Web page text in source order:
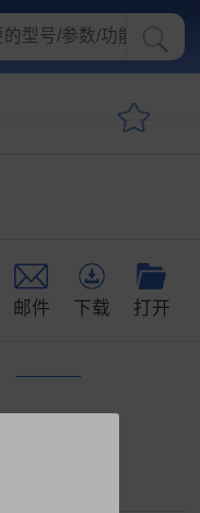
邮件 下载 打开